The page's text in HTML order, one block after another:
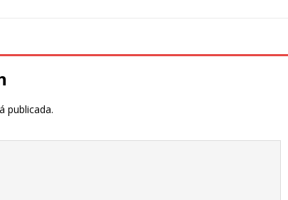
publicada.